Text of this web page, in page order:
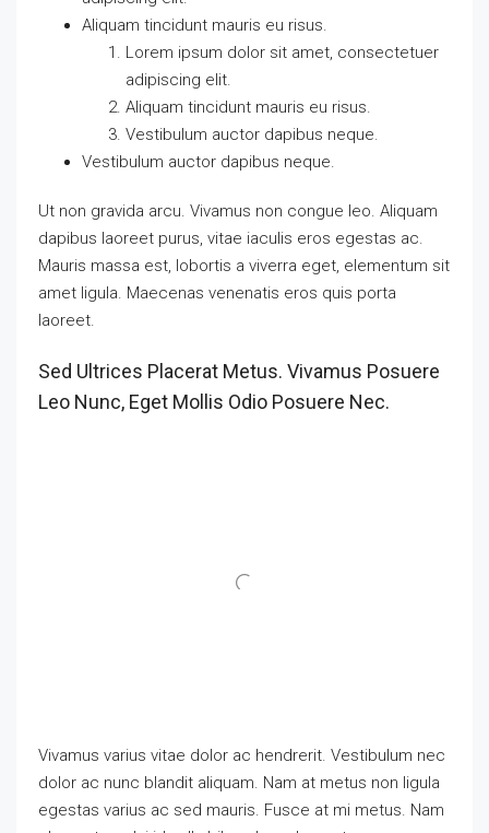
Aliquam tincidunt mauris eu risus.
Lorem ipsum dolor sit amet, consectetuer
adipiscing elit.
Aliquam tincidunt mauris eu risus.
Vestibulum auctor dapibus neque.
Vestibulum auctor dapibus neque.
Ut non gravida arcu. Vivamus non congue leo. Aliquam
dapibus laoreet purus, vitae iaculis eros egestas ac.
Mauris massa est, lobortis a viverra eget, elementum sit
amet ligula. Maecenas venenatis eros quis porta
laoreet.
Sed Ultrices Placerat Metus. Vivamus Posuere
Leo Nunc, Eget Mollis Odio Posuere Nec.
Vivamus varius vitae dolor ac hendrerit. Vestibulum nec
dolor ac nunc blandit aliquam. Nam at metus non ligula
egestas varius ac sed mauris. Fusce at mi metus. Nam